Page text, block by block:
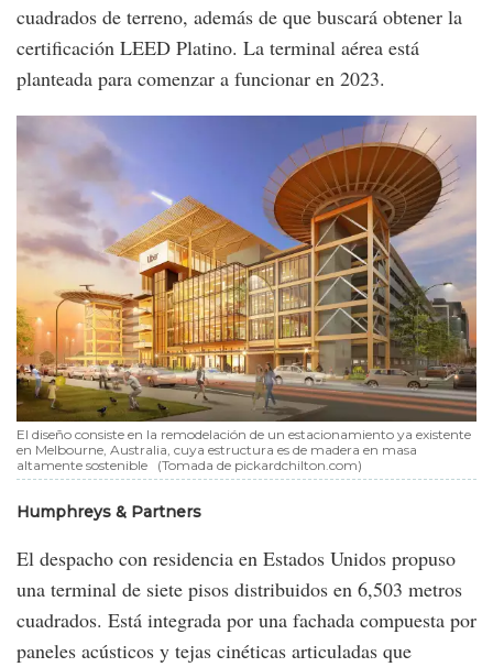
cuadrados de terreno, además de que buscará obtener la
certificación LEED Platino. La terminal aérea está
planteada para comenzar a funcionar en 2023.
El diseño consiste en la remodelación de un estacionamiento ya existente
en Melbourne, Australia, cuya estructura es de madera en masa
altamente sostenible
(Tomada de pickardchilton.com)
Humphreys & Partners
El despacho con residencia en Estados Unidos propuso
una terminal de siete pisos distribuidos en 6,503 metros
cuadrados. Está integrada por una fachada compuesta por
paneles acústicos y tejas cinéticas articuladas que